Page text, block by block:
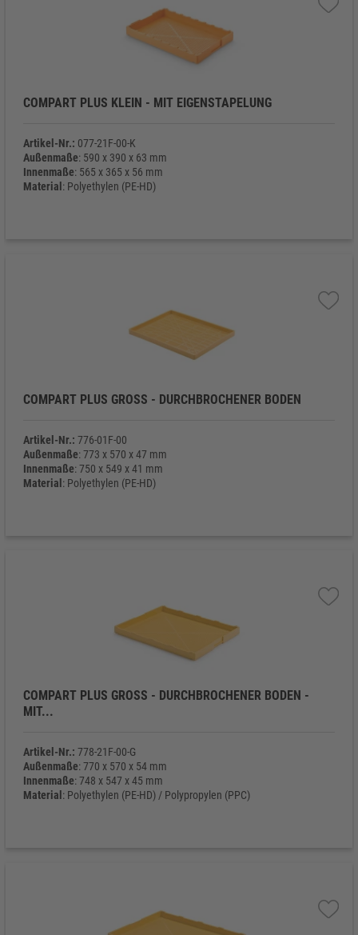
COMPART PLUS KLEIN - MIT EIGENSTAPELUNG
Artikel-Nr.: 077-21F-00-K
Außenmaße: 590 x 390 x 63 mm
Innenmaße: 565 x 365 x 56 mm
Material : Polyethylen (PE-HD)
COMPART PLUS GROSS - DURCHBROCHENER BODEN
Artikel-Nr.: 776-01F-00
Außenmaße: 773 x 570 x 47 mm
Innenmaße: 750 x 549 x 41 mm
Material: Polyethylen (PE-HD)
COMPART PLUS GROSS - DURCHBROCHENER BODEN - M
IT...
Artikel-Nr.: 778-21F-00-G
Außenmaße: 770 x 570 x 54 mm
Innenmaße: 748 x 547 x 45 mm
Material : Polyethylen (PE-HD) / Polypropylen (PPC)